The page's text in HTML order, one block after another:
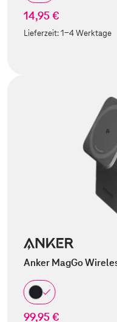
14,95 €
Lieferzeit:1-4 Werktage
Anker MagGo
99,95 €